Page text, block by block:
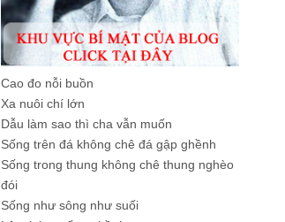
Cao đo nỗi buồn
Xa nuôi chí lớn
Dẫu làm sao thì cha vẫn muốn
Sống trên đá không chê đá gập ghềnh
Sống trong thung không chê thung nghèo
đói
Sống như sông như suối